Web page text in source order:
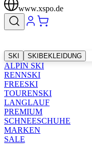
www.xspo.de
SKI SKIBEKLEIDUNG
ALPIN SKI
RENNSKI
FREESKI
TOURENSKI
LANGLAUF
PREMIUM
SCHNEESCHUHE
MARKEN
SALE